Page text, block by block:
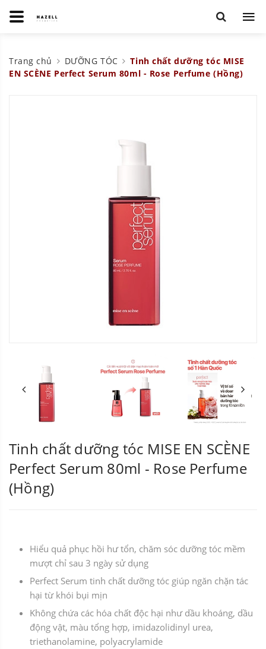
Trang chủ DƯỠNG TÓC
Tinh chất dưỡng tóc MISE
EN SCÈNE Perfect Serum 80ml - Rose Perfume (Hồng)
Tinh chất dưỡng tóc MISE EN SCÈNE
Perfect Serum 80ml - Rose Perfume
(Hồng)
Hiểu quả phục hồi hư tổn, chăm sóc dưỡng tóc mềm
mượt chỉ sau 3 ngày sử dụng
Perfect Serum tinh chất dưỡng tóc giúp ngăn chặn tác
hại từ khói bụi mịn
Không chứa các hóa chất độc hại như dầu khoáng, dầu
động vật, màu tổng hợp, imidazolidinyl urea,
triethanolamine, polyacrylamide